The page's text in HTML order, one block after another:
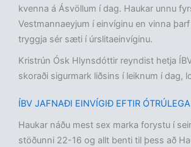
kvenna á Ásvöllum í dag. Haukar unnu
Vestmannaeyjum í einvíginu en vinna
tryggja sér sæti í úrslitaeinvíginu.
Kristrún Ósk Hlynsdóttir reyndist hetja
skoraði sigurmark liðsins í leiknum í dag,
ÍBV JAFNAÐI EINVÍGIÐ EFTIR
Haukar náðu mest sex marka forystu í
stöðunni 22-16 og allt benti til þess að